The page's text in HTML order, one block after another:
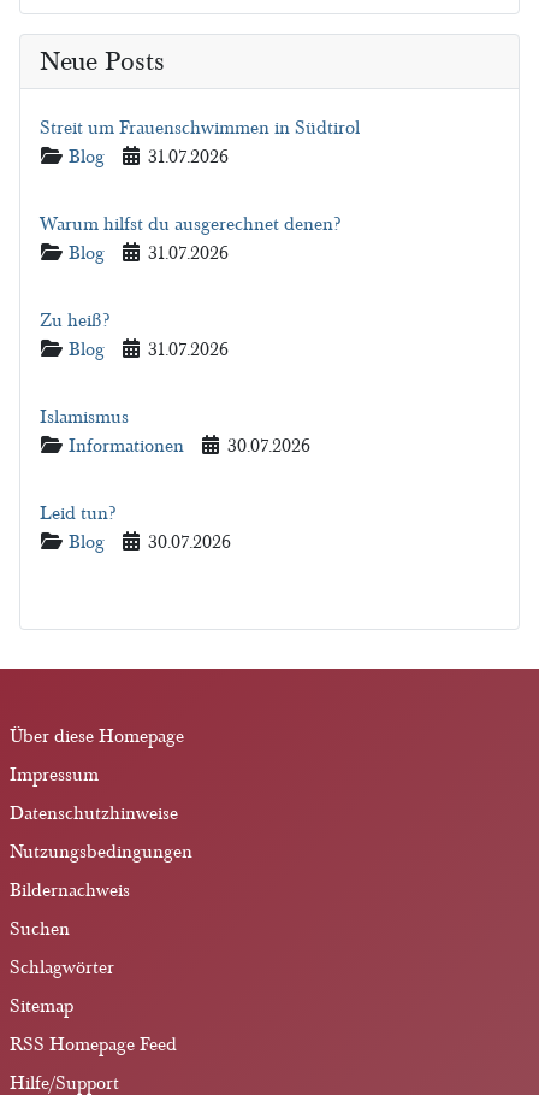
Neue Posts
Streit um Frauenschwimmen in Südtirol
Details
Blog 31.07.2026
Warum hilfst du ausgerechnet denen?
Details
Blog 31.07.2026
Zu heiß?
Details
Blog 31.07.2026
Islamismus
DetailsInformationen 30.07.2026
Leid tun?
Details
Blog 30.07.2026
Über diese Homepage
Impressum
Datenschutzhinweise
Nutzungsbedingungen
Bildernachweis
Suchen
Schlagwörter
Sitemap
RSS Homepage Feed
Hilfe/Support